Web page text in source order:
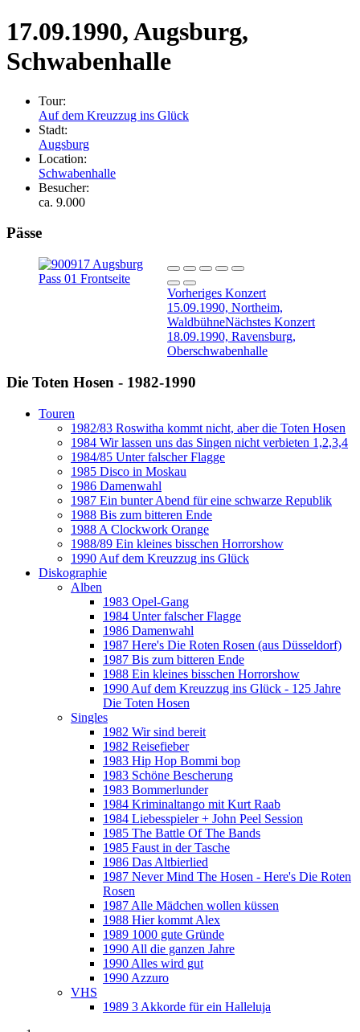
17.09.1990, Augsburg,
Schwabenhalle
Tour:
Auf dem Kreuzzug ins Glück
Stadt:
Augsburg
Location:
Schwabenhalle
Besucher:
ca. 9.000
Pässe
Vorheriges Konzert
15.09.1990, Northeim,
WaldbühneNächstes Konzert
18.09.1990, Ravensburg,
Oberschwabenhalle
Die Toten Hosen - 1982-1990
Touren
1982/83 Roswitha kommt nicht, aber die Toten Hosen
1984 Wir lassen uns das Singen nicht verbieten 1,2,3,4
1984/85 Unter falscher Flagge
1985 Disco in Moskau
1986 Damenwahl
1987 Ein bunter Abend für eine schwarze Republik
1988 Bis zum bitteren Ende
1988 A Clockwork Orange
1988/89 Ein kleines bisschen Horrorshow
1990 Auf dem Kreuzzug ins Glück
Diskographie
Alben
1983 Opel-Gang
1984 Unter falscher Flagge
1986 Damenwahl
1987 Here's Die Roten Rosen (aus Düsseldorf)
1987 Bis zum bitteren Ende
1988 Ein kleines bisschen Horrorshow
1990 Auf dem Kreuzzug ins Glück - 125 Jahre
Die Toten Hosen
Singles
1982 Wir sind bereit
1982 Reisefieber
1983 Hip Hop Bommi bop
1983 Schöne Bescherung
1983 Bommerlunder
1984 Kriminaltango mit Kurt Raab
1984 Liebesspieler + John Peel Session
1985 The Battle Of The Bands
1985 Faust in der Tasche
1986 Das Altbierlied
1987 Never Mind The Hosen - Here's Die Roten
Rosen
1987 Alle Mädchen wollen küssen
1988 Hier kommt Alex
1989 1000 gute Gründe
1990 All die ganzen Jahre
1990 Alles wird gut
1990 Azzuro
VHS
1989 3 Akkorde für ein Halleluja